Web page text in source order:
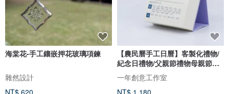
海棠花-手工鑲嵌押花玻璃項鍊
雜然設計
【農民曆手工日曆】客製化禮物/
紀念日禮物/父親節禮物母親節禮
一年創意工作室